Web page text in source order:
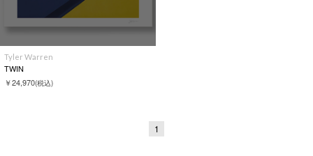
Tyler Warren
TWIN
￥24,970(税込)
1